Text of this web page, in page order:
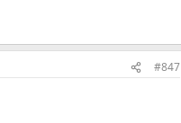
#847